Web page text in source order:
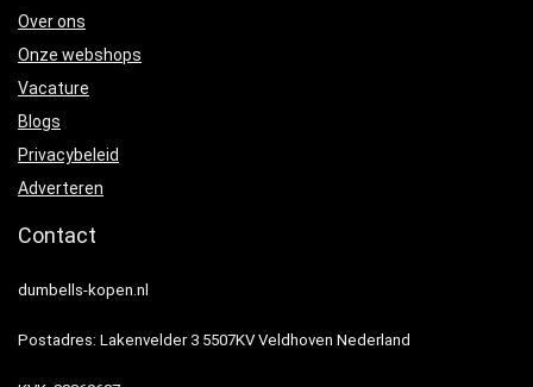
Over ons
Onze webshops
Vacature
Blogs
Privacybeleid
Adverteren
Contact
dumbells-kopen.nl
Postadres: Lakenvelder 3 5507KV Veldhoven Nederland